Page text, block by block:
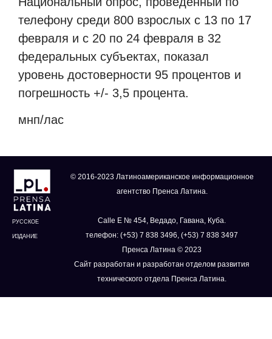
телефону среди 800 взрослых с 13 по 17
февраля и с 20 по 24 февраля в 32
федеральных субъектах, показал
уровень достоверности 95 процентов и
погрешность +/- 3,5 процента.
мнп/лас
РУССКОЕ
ИЗДАНИЕ
© 2016-2023 Латиноамериканское информационное
агентство Пренса Латина.
Calle E № 454, Ведадо, Гавана, Куба.
телефон: (+53) 7 838 3496, (+53) 7 838 3497
Пренса Латина © 2023
Сайт разработан и разработан отделом развития
технического отдела Пренса Латина.